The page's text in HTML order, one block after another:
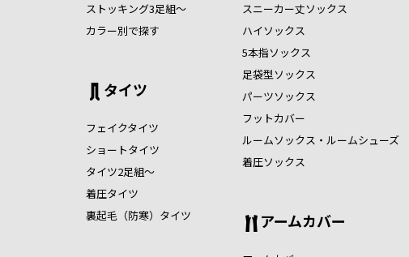
ストッキング3足組～
カラー別で探す
タイツ
フェイクタイツ
ショートタイツ
タイツ2足組～
着圧タイツ
裏起毛（防寒）タイツ
スニーカー丈ソックス
ハイソックス
5本指ソックス
足袋型ソックス
パーツソックス
フットカバー
ルームソックス・ルームシューズ
着圧ソックス
アームカバー